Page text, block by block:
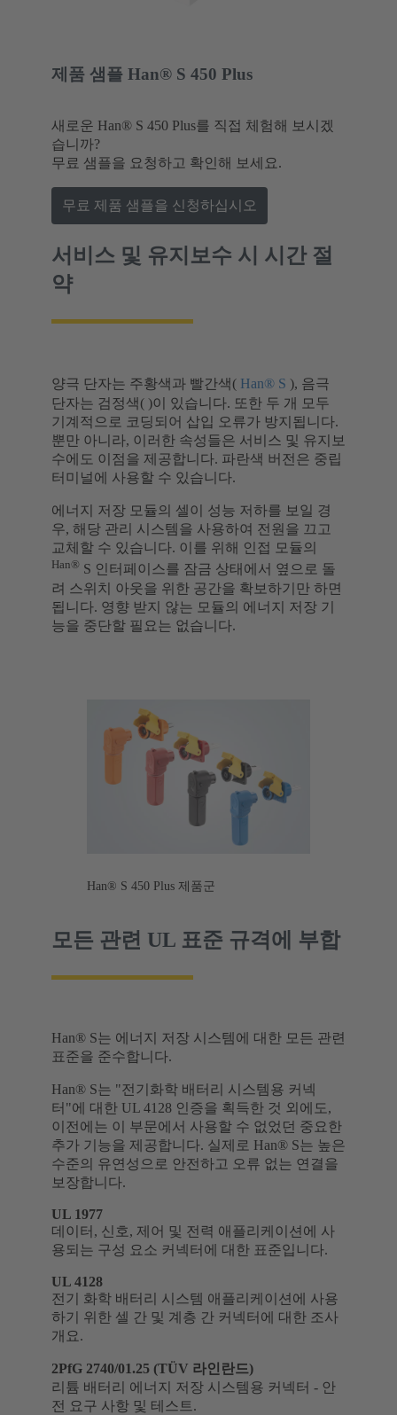
제품 샘플 Han® S 450 Plus
새로운 Han® S 450 Plus를 직접 체험해 보시겠
습니까?
무료 샘플을 요청하고 확인해 보세요.
무료 제품 샘플을 신청하십시오
서비스 및 유지보수 시 시간 절
약
양극 단자는 주황색과 빨간색( Han® S ), 음극
단자는 검정색( )이 있습니다. 또한 두 개 모두
기계적으로 코딩되어 삽입 오류가 방지됩니다.
뿐만 아니라, 이러한 속성들은 서비스 및 유지보
수에도 이점을 제공합니다. 파란색 버전은 중립
터미널에 사용할 수 있습니다.
에너지 저장 모듈의 셀이 성능 저하를 보일 경
우, 해당 관리 시스템을 사용하여 전원을 끄고
교체할 수 있습니다. 이를 위해 인접 모듈의
Han® S 인터페이스를 잠금 상태에서 옆으로 돌
려 스위치 아웃을 위한 공간을 확보하기만 하면
됩니다. 영향 받지 않는 모듈의 에너지 저장 기
능을 중단할 필요는 없습니다.
Han® S 450 Plus 제품군
모든 관련 UL 표준 규격에 부합
Han® S는 에너지 저장 시스템에 대한 모든 관련
표준을 준수합니다.
Han® S는 "전기화학 배터리 시스템용 커넥
터"에 대한 UL 4128 인증을 획득한 것 외에도,
이전에는 이 부문에서 사용할 수 없었던 중요한
추가 기능을 제공합니다. 실제로 Han® S는 높은
수준의 유연성으로 안전하고 오류 없는 연결을
보장합니다.
UL 1977
데이터, 신호, 제어 및 전력 애플리케이션에 사
용되는 구성 요소 커넥터에 대한 표준입니다.
UL 4128
전기 화학 배터리 시스템 애플리케이션에 사용
하기 위한 셀 간 및 계층 간 커넥터에 대한 조사
개요.
2PfG 2740/01.25 (TÜV 라인란드)
리튬 배터리 에너지 저장 시스템용 커넥터 - 안
전 요구 사항 및 테스트.